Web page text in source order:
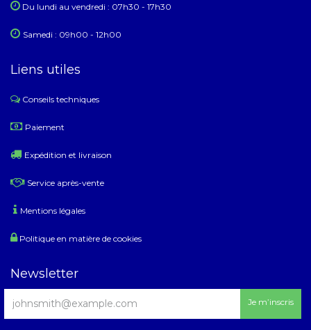
Du lundi au ​​vendredi : 07h30 - 17h30
Samedi : 09h00 - 12h00
Liens utiles
Conseils techniques
​ Paiement
Expédition et livraison
Service après-vente
Mentions légales
Politique en matière de cookies
Newsletter
Je m’inscris